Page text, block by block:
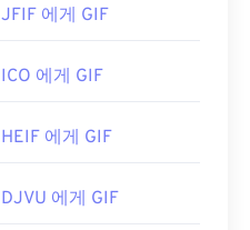
JFIF 에게 GIF
ICO 에게 GIF
HEIF 에게 GIF
DJVU 에게 GIF